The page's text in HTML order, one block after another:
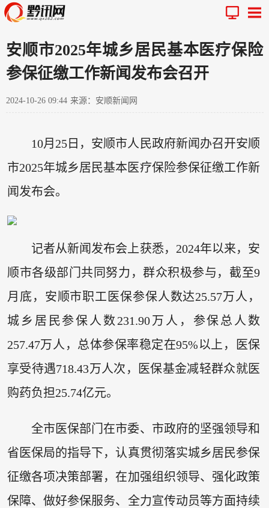
安顺市2025年城乡居民基本医疗保险
参保征缴工作新闻发布会召开
2024-10-26 09:44 来源：安顺新闻网
10月25日，安顺市人民政府新闻办召开安顺
市2025年城乡居民基本医疗保险参保征缴工作新
闻发布会。
记者从新闻发布会上获悉，2024年以来，安
顺市各级部门共同努力，群众积极参与，截至9
月底，安顺市职工医保参保人数达25.57万人，
城乡居民参保人数231.90万人，参保总人数
257.47万人，总体参保率稳定在95%以上，医保
享受待遇718.43万人次，医保基金减轻群众就医
购药负担25.74亿元。
全市医保部门在市委、市政府的坚强领导和
省医保局的指导下，认真贯彻落实城乡居民参保
征缴各项决策部署，在加强组织领导、强化政策
保障、做好参保服务、全力宣传动员等方面持续